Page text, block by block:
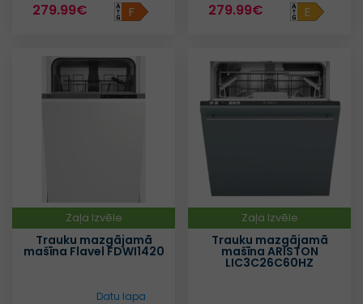
279.99€ F 279.99€ E
Zaļa Izvēle
Trauku mazgājamā
mašīna Flavel FDWI1420
Datu lapa
Zaļa Izvēle
Trauku mazgājamā
mašīna ARISTON
LIC3C26C60HZ